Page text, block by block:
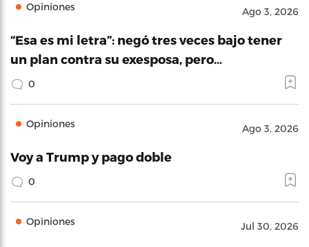
Opiniones Ago 3, 2026
“Esa es mi letra”: negó tres veces bajo tener
un plan contra su exesposa, pero…
0
Opiniones Ago 3, 2026
Voy a Trump y pago doble
0
Opiniones Jul 30, 2026